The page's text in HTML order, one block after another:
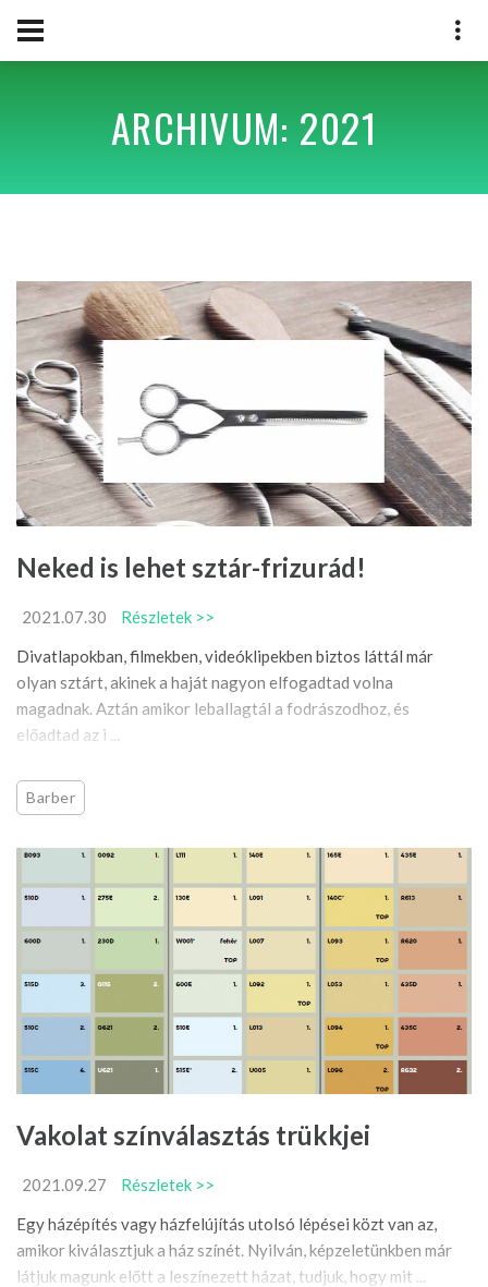
ARCHIVUM: 2021
Neked is lehet sztár-frizurád!
2021.07.30
Részletek >>
Divatlapokban, filmekben, videóklipekben biztos láttál már
olyan sztárt, akinek a haját nagyon elfogadtad volna
magadnak. Aztán amikor leballagtál a fodrászodhoz, és
előadtad az i ...
Barber
Vakolat színválasztás trükkjei
2021.09.27
Részletek >>
Egy házépítés vagy házfelújítás utolsó lépései közt van az,
amikor kiválasztjuk a ház színét. Nyilván, képzeletünkben már
látjuk magunk előtt a leszínezett házat, tudjuk, hogy mit ...